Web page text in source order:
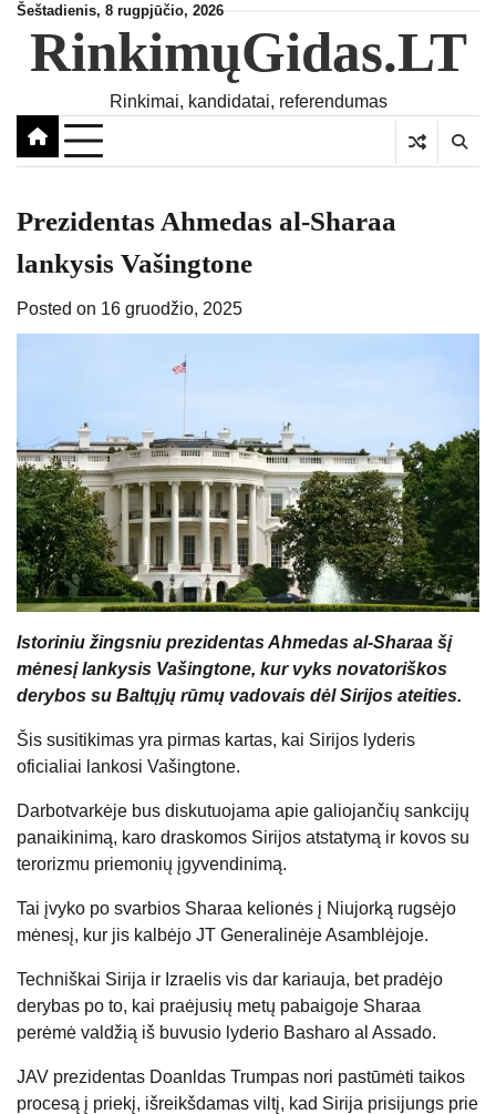
Skip
content
Šeštadienis, 8 rugpjūčio, 2026
RinkimųGidas.LT
Rinkimai, kandidatai, referendumas
Prezidentas Ahmedas al-Sharaa
lankysis Vašingtone
Posted on 16 gruodžio, 2025
Istoriniu žingsniu prezidentas Ahmedas al-Sharaa šį
mėnesį lankysis Vašingtone, kur vyks novatoriškos
derybos su Baltųjų rūmų vadovais dėl Sirijos ateities.
Šis susitikimas yra pirmas kartas, kai Sirijos lyderis
oficialiai lankosi Vašingtone.
Darbotvarkėje bus diskutuojama apie galiojančių sankcijų
panaikinimą, karo draskomos Sirijos atstatymą ir kovos su
terorizmu priemonių įgyvendinimą.
Tai įvyko po svarbios Sharaa kelionės į Niujorką rugsėjo
mėnesį, kur jis kalbėjo JT Generalinėje Asamblėjoje.
Techniškai Sirija ir Izraelis vis dar kariauja, bet pradėjo
derybas po to, kai praėjusių metų pabaigoje Sharaa
perėmė valdžią iš buvusio lyderio Basharo al Assado.
JAV prezidentas Doanldas Trumpas nori pastūmėti taikos
procesą į priekį, išreikšdamas viltį, kad Sirija prisijungs prie